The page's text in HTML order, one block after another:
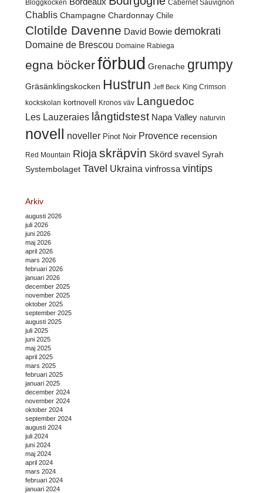
Bloggkocken Bordeaux Cabernet Sauvignon
Chablis Champagne Chardonnay Chile
Clotilde Davenne David Bowie demokrati
Domaine de Brescou Domaine Rabiega
egna böckerförbud Grenache grumpy
Gräsänklingskocken Hustrun Jeff Beck King Crimson
kockskolan kortnovell Kronos väv Languedoc
Les Lauzeraies långtidstest Napa Valley naturvin
novell noveller Pinot Noir Provence recension
Red Mountain Rioja skräpvin Skörd svavel Syrah
Systembolaget Tavel Ukraina vinfrossa vintips
Arkiv
augusti 2026
juli 2026
juni 2026
maj 2026
april 2026
mars 2026
februari 2026
januari 2026
december 2025
november 2025
oktober 2025
september 2025
augusti 2025
juli 2025
juni 2025
maj 2025
april 2025
mars 2025
februari 2025
januari 2025
december 2024
november 2024
oktober 2024
september 2024
augusti 2024
juli 2024
juni 2024
maj 2024
april 2024
mars 2024
februari 2024
januari 2024